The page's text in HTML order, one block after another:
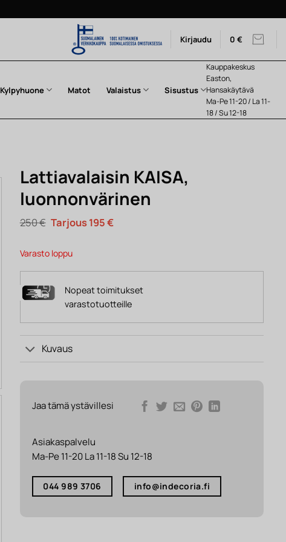
Kirjaudu 0 €
Kylpyhuone Matot Valaistus Sisustus
Kauppakeskus
Easton,
Hansakäytävä
Ma-Pe 11-20 / La 11-
18 / Su 12-18
Lattiavalaisin KAISA,
luonnonvärinen
250€ Alkuperäinen
hinta
250 €.
195€Nykyinen
Varasto loppu
Nopeat toimitukset
varastotuotteille
Kuvaus
Jaa tämä ystävillesi
Asiakaspalvelu
Ma-Pe 11-20 La 11-18 Su 12-18
044 989 3706 info@indecoria.fi